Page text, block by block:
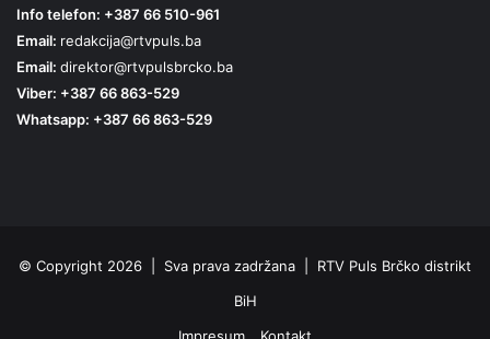
Info telefon: +387 66 510-961
Email: redakcija@rtvpuls.ba
Email: direktor@rtvpulsbrcko.ba
Viber: +387 66 863-529
Whatsapp: +387 66 863-529
© Copyright 2026 | Sva prava zadržana | RTV Puls Brčko distrikt
BiH
Impresum
Kontakt